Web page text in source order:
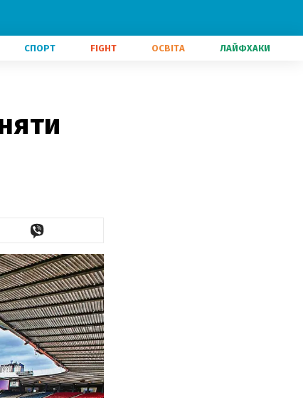
СПОРТ FIGHT ОСВІТА ЛАЙФХАКИ